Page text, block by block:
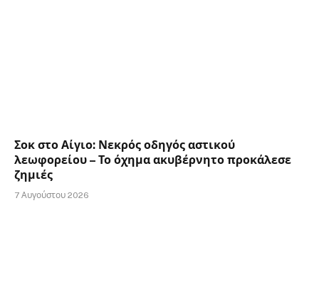
Σοκ στο Αίγιο: Νεκρός οδηγός αστικού
λεωφορείου – Το όχημα ακυβέρνητο προκάλεσε
ζημιές
7 Αυγούστου 2026